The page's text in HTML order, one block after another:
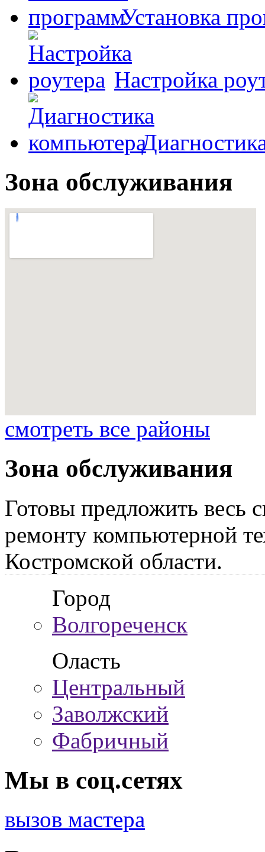
Установка
Настройка
Зона обслуживания
смотреть все районы
Зона обслуживания
Готовы предложить весь
ремонту компьютерной
Костромской области.
Город
Волгореченск
Оласть
Центральный
Заволжский
Фабричный
Мы в соц.сетях
вызов мастера